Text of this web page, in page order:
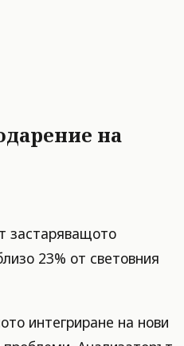
на
застаряващото
23% от световния
интегриране на нови